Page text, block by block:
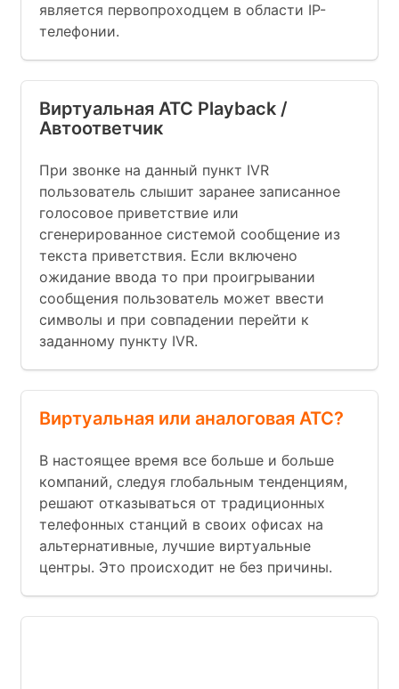
является первопроходцем в области IP-
телефонии.
Виртуальная АТС Playback /
Автоответчик
При звонке на данный пункт IVR
пользователь слышит заранее записанное
голосовое приветствие или
сгенерированное системой сообщение из
текста приветствия. Если включено
ожидание ввода то при проигрывании
сообщения пользователь может ввести
символы и при совпадении перейти к
заданному пункту IVR.
Виртуальная или аналоговая АТС?
В настоящее время все больше и больше
компаний, следуя глобальным тенденциям,
решают отказываться от традиционных
телефонных станций в своих офисах на
альтернативные, лучшие виртуальные
центры. Это происходит не без причины.